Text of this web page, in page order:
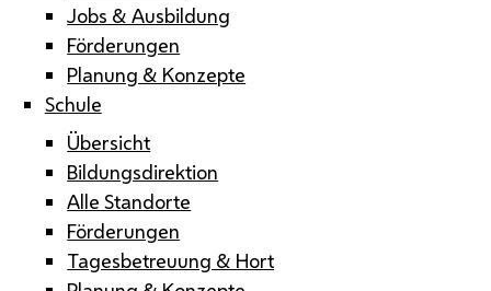
Jobs & Ausbildung
Förderungen
Planung & Konzepte
Schule
Übersicht
Bildungsdirektion
Alle Standorte
Förderungen
Tagesbetreuung & Hort